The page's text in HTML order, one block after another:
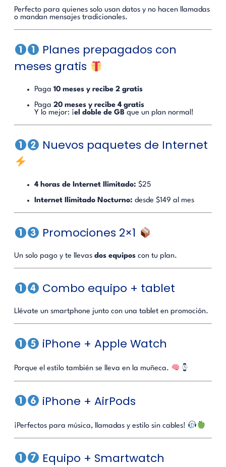
Perfecto para quienes solo usan datos y no hacen llamadas
o mandan mensajes tradicionales.
Planes prepagados con
meses gratis
Paga 10 meses y recibe 2 gratis
Paga 20 meses y recibe 4 gratis
Y lo mejor: ¡el doble de GB que un plan normal!
Nuevos paquetes de Internet
4 horas de Internet Ilimitado: $25
Internet Ilimitado Nocturno: desde $149 al mes
Promociones 2×1
Un solo pago y te llevas dos equipos con tu plan.
Combo equipo + tablet
Llévate un smartphone junto con una tablet en promoción.
iPhone + Apple Watch
Porque el estilo también se lleva en la muñeca.
iPhone + AirPods
¡Perfectos para música, llamadas y estilo sin cables!
Equipo + Smartwatch